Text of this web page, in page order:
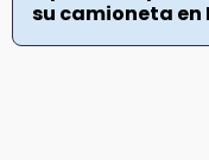
su camioneta en